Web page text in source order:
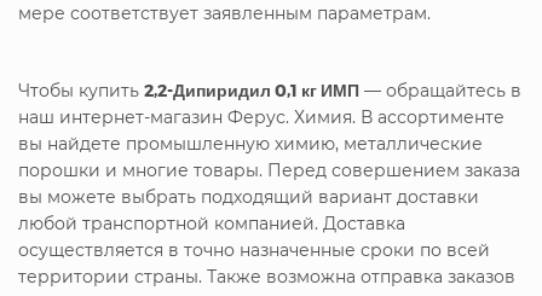
мере соответствует заявленным параметрам.
Чтобы купить 2,2-Дипиридил 0,1 кг ИМП — обращайтесь в
наш интернет-магазин Ферус. Химия. В ассортименте
вы найдете промышленную химию, металлические
порошки и многие товары. Перед совершением заказа
вы можете выбрать подходящий вариант доставки
любой транспортной компанией. Доставка
осуществляется в точно назначенные сроки по всей
территории страны. Также возможна отправка заказов